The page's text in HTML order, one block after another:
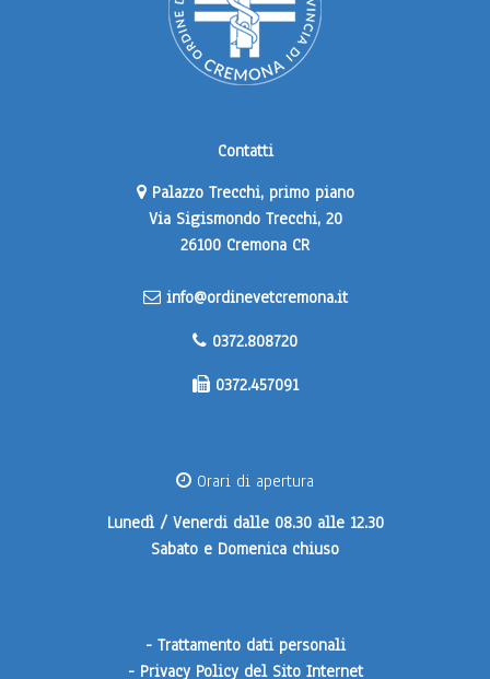
Contatti
Palazzo Trecchi, primo piano
Via Sigismondo Trecchi, 20
26100 Cremona CR
info@ordinevetcremona.it
0372.808720
0372.457091
Orari di apertura
Lunedì / Venerdidalle 08.30 alle 12.30
Sabato e Domenica chiuso
- Trattamento dati personali
- Privacy Policy del Sito Internet